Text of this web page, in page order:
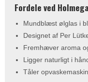
Fordele ved
Mundblæst ølglas i
Designet af Per
Fremhæver aroma
Ligger naturligt i
Tåler